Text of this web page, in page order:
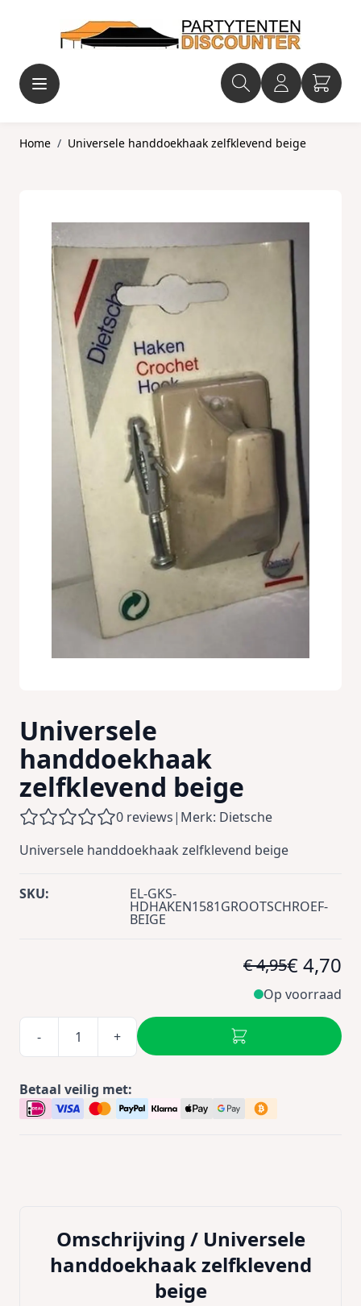
Home / Universele handdoekhaak zelfklevend beige
Universele
handdoekhaak
zelfklevend beige
0 reviews| Merk: Dietsche
Universele handdoekhaak zelfklevend beige
SKU: EL-GKS-
HDHAKEN1581GROOTSCHROEF-
BEIGE
€ 4,95€ 4,70
Op voorraad
- +
Betaal veilig met:
Omschrijving / Universele
handdoekhaak zelfklevend
beige